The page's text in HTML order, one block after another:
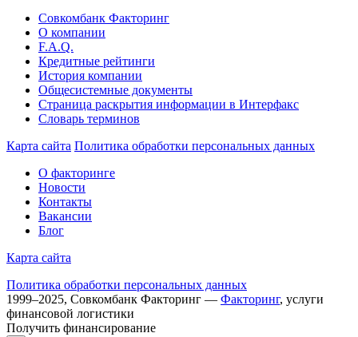
Совкомбанк Факторинг
О компании
F.A.Q.
Кредитные рейтинги
История компании
Общесистемные документы
Страница раскрытия информации в Интерфакс
Словарь терминов
Карта сайта Политика обработки персональных данных
О факторинге
Новости
Контакты
Вакансии
Блог
Карта сайта
Политика обработки персональных данных
1999–2025, Совкомбанк Факторинг — Факторинг, услуги
финансовой логистики
Получить финансирование